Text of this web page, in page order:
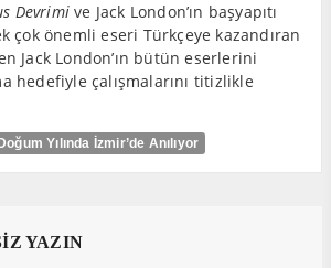
Devrimi ve Jack London’ın başyapıtı
çok önemli eseri Türkçeye kazandıran
Jack London’ın bütün eserlerini
hedefiyle çalışmalarını titizlikle
Yılında İzmir’de Anılıyor
YAZIN